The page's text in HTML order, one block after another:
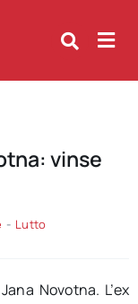
vinse
- Lutto
Novotna. L’ex